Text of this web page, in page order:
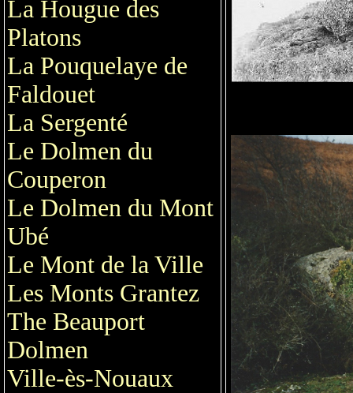
La Hougue des
Platons
La Pouquelaye de
Faldouet
La Sergenté
Le Dolmen du
Couperon
Le Dolmen du Mont
Ubé
Le Mont de la Ville
Les Monts Grantez
The Beauport
Dolmen
Ville-ès-Nouaux